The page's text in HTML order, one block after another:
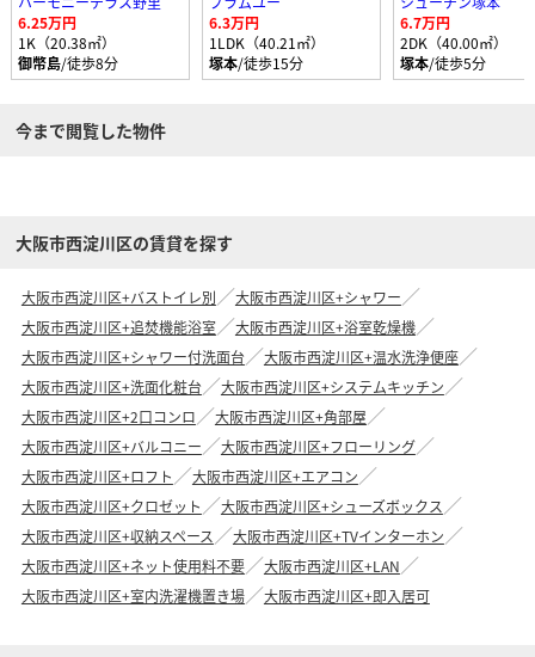
6.25万円
1K（20.38㎡）
御幣島/徒歩8分
6.3万円
1LDK（40.21㎡）
塚本/徒歩15分
6.7万円
2DK（40.00㎡）
塚本/徒歩5分
今まで閲覧した物件
大阪市西淀川区の賃貸を探す
大阪市西淀川区+バストイレ別
大阪市西淀川区+シャワー
大阪市西淀川区+追焚機能浴室
大阪市西淀川区+浴室乾燥機
大阪市西淀川区+シャワー付洗面台
大阪市西淀川区+温水洗浄便座
大阪市西淀川区+洗面化粧台
大阪市西淀川区+システムキッチン
大阪市西淀川区+2口コンロ
大阪市西淀川区+角部屋
大阪市西淀川区+バルコニー
大阪市西淀川区+フローリング
大阪市西淀川区+ロフト
大阪市西淀川区+エアコン
大阪市西淀川区+クロゼット
大阪市西淀川区+シューズボックス
大阪市西淀川区+収納スペース
大阪市西淀川区+TVインターホン
大阪市西淀川区+ネット使用料不要
大阪市西淀川区+LAN
大阪市西淀川区+室内洗濯機置き場
大阪市西淀川区+即入居可